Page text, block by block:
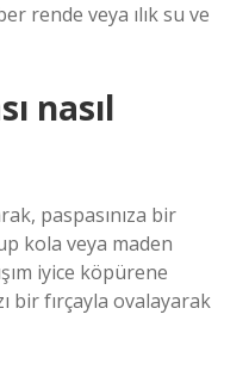
rende veya ılık su ve
nasıl
paspasınıza bir
kola veya maden
iyice köpürene
bir fırçayla ovalayarak